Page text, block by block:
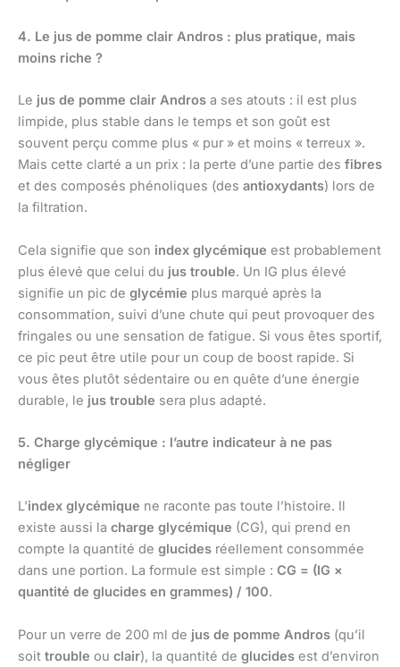
4. Le jus de pomme clair Andros : plus pratique, mais
moins riche ?
Le jus de pomme clair Andros a ses atouts : il est plus
limpide, plus stable dans le temps et son goût est
souvent perçu comme plus « pur » et moins « terreux ».
Mais cette clarté a un prix : la perte d’une partie des fibres
et des composés phénoliques (des antioxydants) lors de
la filtration.
Cela signifie que son index glycémique est probablement
plus élevé que celui du jus trouble. Un IG plus élevé
signifie un pic de glycémie plus marqué après la
consommation, suivi d’une chute qui peut provoquer des
fringales ou une sensation de fatigue. Si vous êtes sportif,
ce pic peut être utile pour un coup de boost rapide. Si
vous êtes plutôt sédentaire ou en quête d’une énergie
durable, le jus trouble sera plus adapté.
5. Charge glycémique : l’autre indicateur à ne pas
négliger
L’index glycémique ne raconte pas toute l’histoire. Il
existe aussi la charge glycémique (CG), qui prend en
compte la quantité de glucides réellement consommée
dans une portion. La formule est simple : CG = (IG ×
quantité de glucides en grammes) / 100.
Pour un verre de 200 ml de jus de pomme Andros (qu’il
soit trouble ou clair), la quantité de glucides est d’environ